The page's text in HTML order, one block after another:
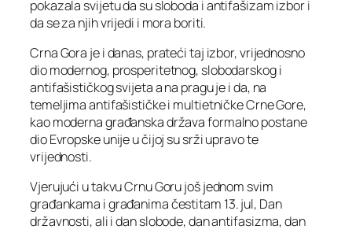
pokazala svijetu da su sloboda i antifašizam izbor i
da se za njih vrijedi i mora boriti.
Crna Gora je i danas, prateći taj izbor, vrijednosno
dio modernog, prosperitetnog, slobodarskog i
antifašističkog svijeta a na pragu je i da, na
temeljima antifašističke i multietničke Crne Gore,
kao moderna građanska država formalno postane
dio Evropske unije u čijoj su srži upravo te
vrijednosti.
Vjerujući u takvu Crnu Goru još jednom svim
građankama i građanima čestitam 13. jul, Dan
državnosti, ali i dan slobode, dan antifasizma, dan